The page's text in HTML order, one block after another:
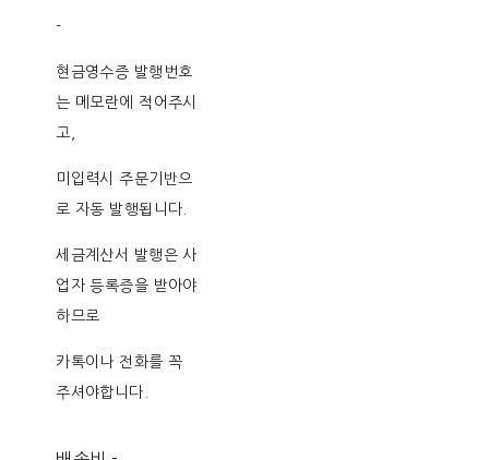
-
현금영수증 발행번호
는 메모란에 적어주시
고,
미입력시 주문기반으
로 자동 발행됩니다.
세금계산서 발행은 사
업자 등록증을 받아야
하므로
카톡이나 전화를 꼭
주셔야합니다.